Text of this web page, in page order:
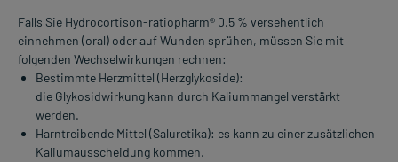
Falls Sie Hydrocortison-ratiopharm® 0,5 % versehentlich
einnehmen (oral) oder auf Wunden sprühen, müssen Sie mit
folgenden Wechselwirkungen rechnen:
Bestimmte Herzmittel (Herzglykoside):
die Glykosidwirkung kann durch Kaliummangel verstärkt
werden.
Harntreibende Mittel (Saluretika): es kann zu einer zusätzlichen
Kaliumausscheidung kommen.